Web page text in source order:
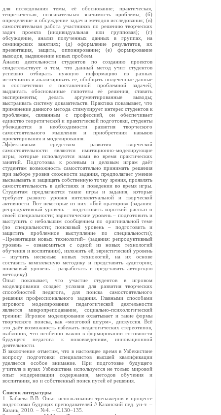
для исследования темы, её обоснование; практическая,
теоретическая, познавательная значимость проблемы; (б)
определение и обсуждение задач и методов исследования; (в)
самостоятельная работа участников по решению творческих
задач проекта (индивидуальная или групповая); (г)
обсуждение, анализ полученных данных в группах, на
семинарских занятиях; (д) оформление результатов, их
презентация, защита, оппонирование; (е) формирование
выводов, выдвижение новых проблем.
Анализ деятельности студентов по созданию проектов
свидетельствует о том, что данный метод учит студентов
успешно отбирать нужную информацию из разных
источников и анализировать её; обобщать полученные данные
в соответствии с поставленной проблемной задачей;
выдвигать обоснованные гипотезы её решения; ставить
эксперименты; делать аргументированные выводы;
выстраивать систему доказательств. Практика показывает, что
применение данного метода стимулирует интерес студентов к
проблемам, связанным с профессией, он обеспечивает
единство теоретической и практической подготовки, студенты
убеждаются в необходимости развития творческого
самостоятельного мышления и приобретения навыков
проектирования и моделирования.
Эффективным средством развития творческой
самостоятельности являются имитационно-моделирующие
игры, которые используются нами во время практических
занятий. Подготовка к ролевым и деловым играм даёт
студентам возможность самостоятельно принимать решения
при выборе уровня сложности задания, предполагает умение
высказывать и защищать собственную точку зрения, проявлять
самостоятельность в действиях и поведении во время игры.
Студентам предлагаются такие игры и задания, которые
требуют разного уровня интеллектуальной и творческой
активности. Вот некоторые из них: «Бой ораторов» (задания:
репродуктивный уровень – подготовить короткий рассказ о
своей специальности; эвристические уровень – подготовить и
выступить с небольшим сообщением по оригинальной теме
(по специальности; поисковый уровень – подготовить и
защитить проблемное выступление по специальности);
«Презентация новых технологий» (задания: репродуктивный
уровень – ознакомиться с одной из новых технологий
обучения и воспитания), изложить её; эвристический уровень
– изучить несколько новых технологий, на их основе
составить комплексную методику и представить аудитории;
поисковый уровень – разработать и представить авторскую
методику).
Опыт показывает, что участие студентов в игровом
моделировании создаёт условия для развития творческих
способностей педагога, для поиска самостоятельного
решения профессионального задания. Главными способами
игрового моделирования педагогической деятельности
является микропреподавание, социально-психологический
тренинг. Игровое моделирование охватывает и такие формы
творческого поиска, как «мозговой штурм», дискуссия. Всё
это даёт возможность избежать педагогических стереотипов,
шаблонов, что особенно важно в формировании готовности
будущего педагога к нововведениям, инновационной
деятельности.
В заключение отметим, что в настоящее время в Узбекистане
вопросу подготовки специалистов высшей квалификации
уделяется особое внимание. При подготовке будущего
учителя в вузах Узбекистана используется не только мировой
опыт модернизации содержания, методов обучения и
воспитания, но и собственный поиск путей её решения.
Список литературы
1. Бабаева В.В. Опыт использования тренажеров в процессе
подготовки будущих преподавателей // Казанский пед. ун-т. –
Казань, 2010. – №4. – С.130–135.